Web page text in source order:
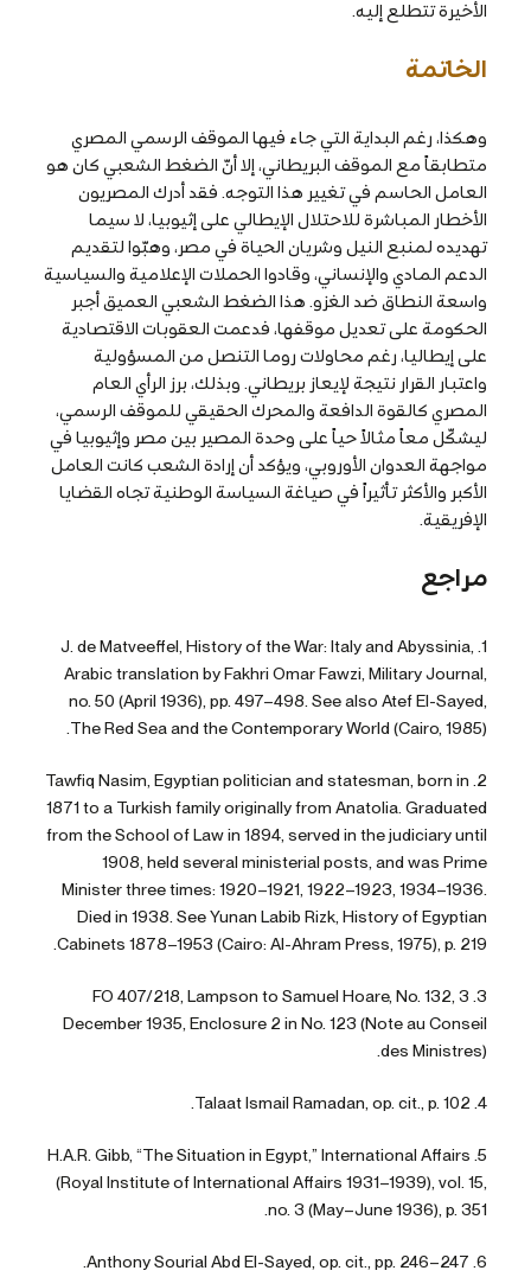
الأخيرة تتطلع إليه.
الخاتمة
وهكذا، رغم البداية التي جاء فيها الموقف الرسمي المصري
متطابقاً مع الموقف البريطاني، إلا أنّ الضغط الشعبي كان هو
العامل الحاسم في تغيير هذا التوجه. فقد أدرك المصريون
الأخطار المباشرة للاحتلال الإيطالي على إثيوبيا، لا سيما
تهديده لمنبع النيل وشريان الحياة في مصر، وهبّوا لتقديم
الدعم المادي والإنساني، وقادوا الحملات الإعلامية والسياسية
واسعة النطاق ضد الغزو. هذا الضغط الشعبي العميق أجبر
الحكومة على تعديل موقفها، فدعمت العقوبات الاقتصادية
على إيطاليا، رغم محاولات روما التنصل من المسؤولية
واعتبار القرار نتيجة لإيعاز بريطاني. وبذلك، برز الرأي العام
المصري كالقوة الدافعة والمحرك الحقيقي للموقف الرسمي،
ليشكّل معاً مثالاً حياً على وحدة المصير بين مصر وإثيوبيا في
مواجهة العدوان الأوروبي، ويؤكد أن إرادة الشعب كانت العامل
الأكبر والأكثر تأثيراً في صياغة السياسة الوطنية تجاه القضايا
الإفريقية.
مراجع
1. J. de Matveeffel, History of the War: Italy and Abyssinia,
Arabic translation by Fakhri Omar Fawzi, Military Journal,
no. 50 (April 1936), pp. 497–498. See also Atef El-Sayed,
The Red Sea and the Contemporary World (Cairo, 1985).
2. Tawfiq Nasim, Egyptian politician and statesman, born in
1871 to a Turkish family originally from Anatolia. Graduated
from the School of Law in 1894, served in the judiciary until
1908, held several ministerial posts, and was Prime
Minister three times: 1920–1921, 1922–1923, 1934–1936.
Died in 1938. See Yunan Labib Rizk, History of Egyptian
Cabinets 1878–1953 (Cairo: Al-Ahram Press, 1975), p. 219.
3. FO 407/218, Lampson to Samuel Hoare, No. 132, 3
December 1935, Enclosure 2 in No. 123 (Note au Conseil
des Ministres).
4. Talaat Ismail Ramadan, op. cit., p. 102.
5. H.A.R. Gibb, “The Situation in Egypt,” International Affairs
(Royal Institute of International Affairs 1931–1939), vol. 15,
no. 3 (May–June 1936), p. 351.
6. Anthony Sourial Abd El-Sayed, op. cit., pp. 246–247.